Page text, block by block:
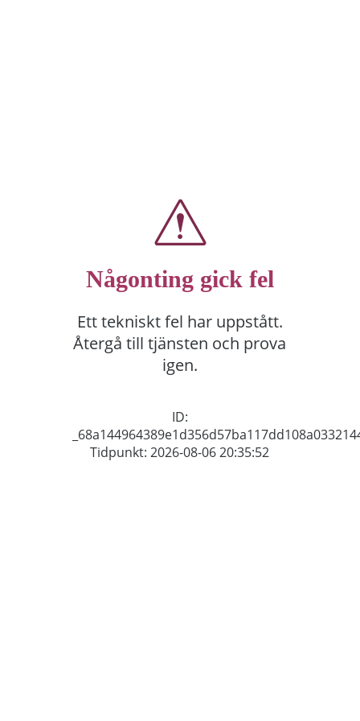
Någonting gick fel
Ett tekniskt fel har uppstått.
Återgå till tjänsten och prova
igen.
ID:
Tidpunkt: 2026-08-06 20:35:52